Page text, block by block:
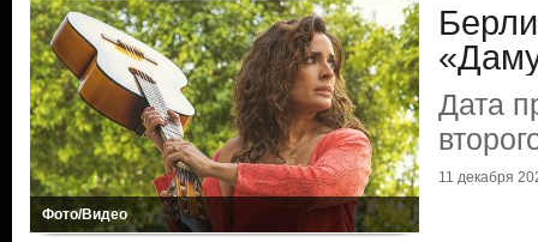
Фото/Видео
Дата
11 декабря